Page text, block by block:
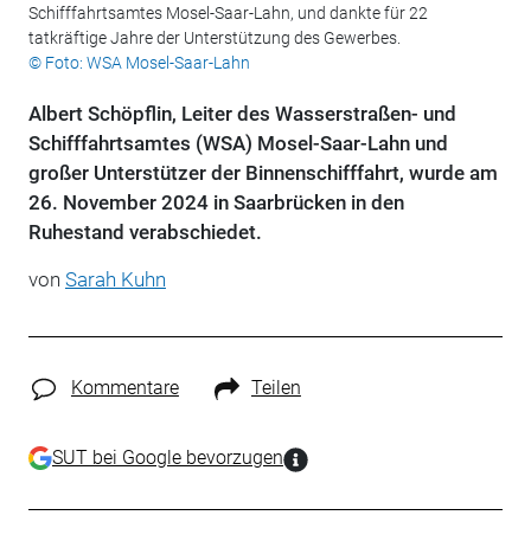
Schifffahrtsamtes Mosel-Saar-Lahn, und dankte für 22
tatkräftige Jahre der Unterstützung des Gewerbes.
© Foto: WSA Mosel-Saar-Lahn
Albert Schöpflin, Leiter des Wasserstraßen- und
Schifffahrtsamtes (WSA) Mosel-Saar-Lahn und
großer Unterstützer der Binnenschifffahrt, wurde am
26. November 2024 in Saarbrücken in den
Ruhestand verabschiedet.
von Sarah Kuhn
Kommentare Teilen
SUT bei Google bevorzugen